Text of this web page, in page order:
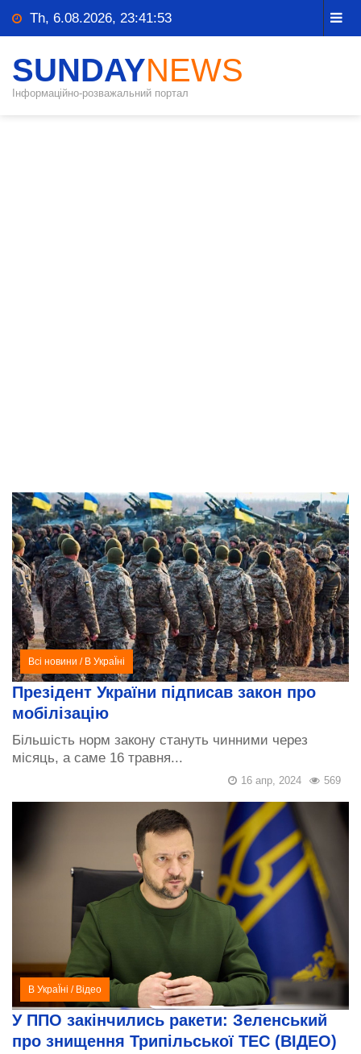
Th, 6.08.2026, 23:41:54
SUNDAYNEWS
Інформаційно-розважальний портал
Всі новини / В УкраЇні
Презідент України підписав закон про
мобілізацію
Більшість норм закону стануть чинними через
місяць, а саме 16 травня...
569
16 апр, 2024
В УкраЇні / Відео
У ППО закінчились ракети: Зеленський
про знищення Трипільської ТЕС (ВІДЕО)